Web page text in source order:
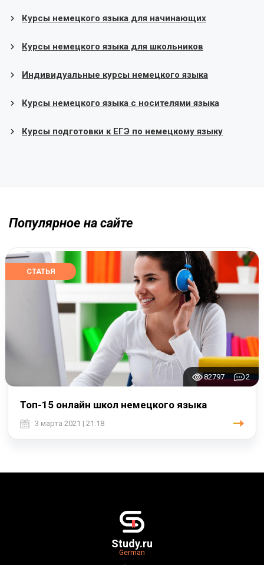
Курсы немецкого языка для начинающих
Курсы немецкого языка для школьников
Индивидуальные курсы немецкого языка
Курсы немецкого языка с носителями языка
Курсы подготовки к ЕГЭ по немецкому языку
Популярное на сайте
СТАТЬЯ
82797 2
Топ-15 онлайн школ немецкого языка
3 марта 2021 | 21:18
Study.ru
German